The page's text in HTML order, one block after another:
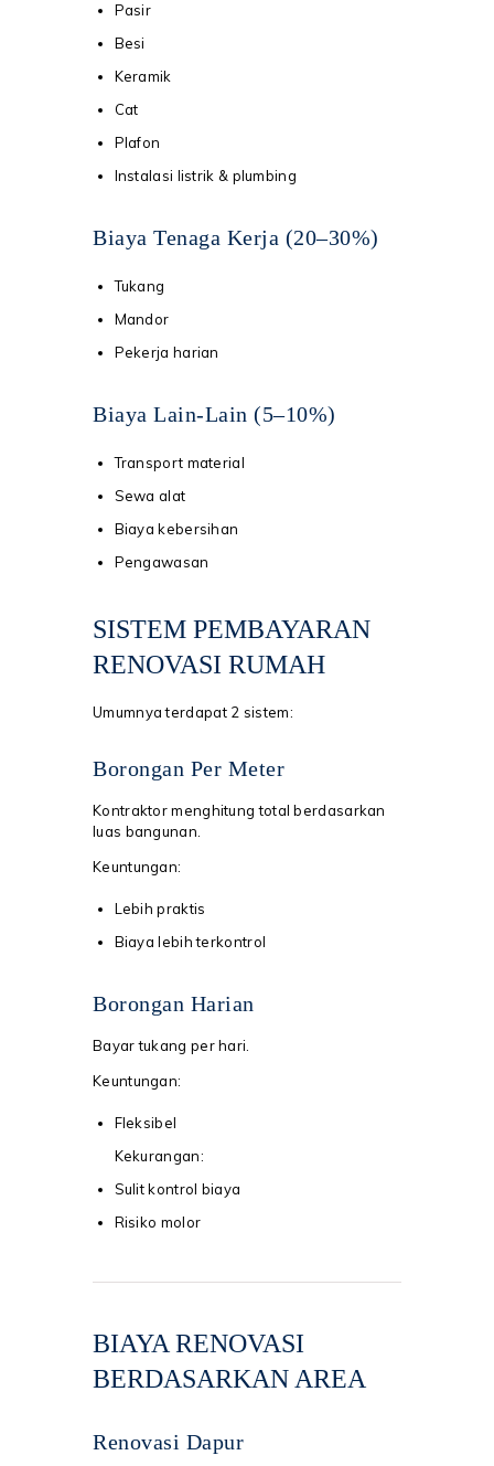
Pasir
Besi
Keramik
Cat
Plafon
Instalasi listrik & plumbing
Biaya Tenaga Kerja (20–30%)
Tukang
Mandor
Pekerja harian
Biaya Lain-Lain (5–10%)
Transport material
Sewa alat
Biaya kebersihan
Pengawasan
SISTEM PEMBAYARAN
RENOVASI RUMAH
Umumnya terdapat 2 sistem:
Borongan Per Meter
Kontraktor menghitung total berdasarkan
luas bangunan.
Keuntungan:
Lebih praktis
Biaya lebih terkontrol
Borongan Harian
Bayar tukang per hari.
Keuntungan:
Fleksibel
Kekurangan:
Sulit kontrol biaya
Risiko molor
BIAYA RENOVASI
BERDASARKAN AREA
Renovasi Dapur